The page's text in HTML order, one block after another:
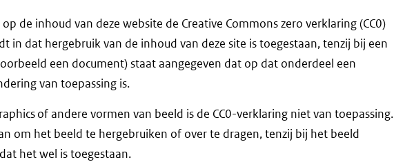
de inhoud van deze website de Creative Commons zero verklaring (CC0)
in dat hergebruik van de inhoud van deze site is toegestaan, tenzij bij een
een document) staat aangegeven dat op dat onderdeel een
van toepassing is.
of andere vormen van beeld is de CC0-verklaring niet van toepassing.
om het beeld te hergebruiken of over te dragen, tenzij bij het beeld
het wel is toegestaan.